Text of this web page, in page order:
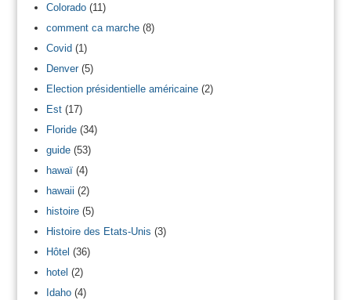
Colorado(11)
comment ca marche(8)
Covid(1)
Denver(5)
Election présidentielle américaine(2)
Est(17)
Floride(34)
guide(53)
hawaï(4)
hawaii (2)
histoire(5)
Histoire des Etats-Unis (3)
Hôtel (36)
hotel (2)
Idaho(4)